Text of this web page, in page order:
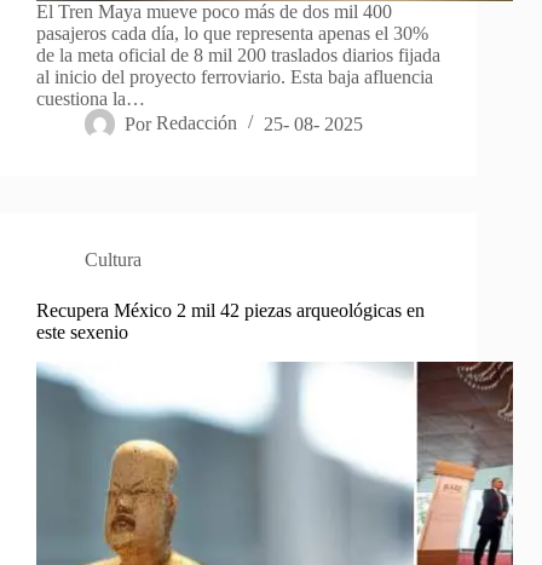
El Tren Maya mueve poco más de dos mil 400
pasajeros cada día, lo que representa apenas el 30%
de la meta oficial de 8 mil 200 traslados diarios fijada
al inicio del proyecto ferroviario. Esta baja afluencia
cuestiona la…
Por Redacción 25- 08- 2025
Cultura
Recupera México 2 mil 42 piezas arqueológicas en
este sexenio